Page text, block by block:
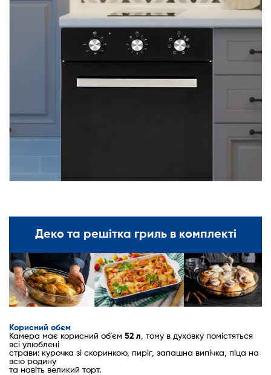
Деко та решітка гриль в комплекті
Корисний обєм
Камера має корисний об’єм 52 л , тому в духовку помістяться
всі улюблені
страви: курочка зі скоринкою, пиріг, запашна випічка, піца на
всю родину
та навіть великий торт.